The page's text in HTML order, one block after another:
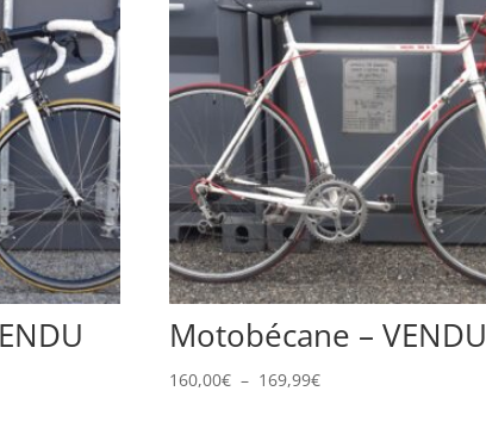
Motobécane – VENDU
160,00€ – 169,99€Plage